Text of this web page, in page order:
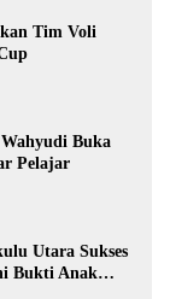
Tim Voli
Buka
Pelajar
Utara Sukses
Bukti Anak